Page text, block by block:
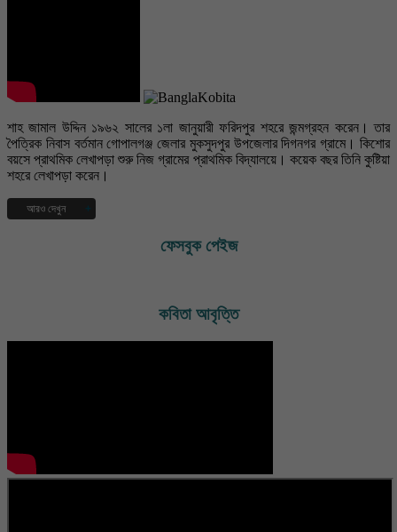
শাহ জামাল উদ্দিন ১৯৬২ সালের ১লা জানুয়ারী ফরিদপুর শহরে জন্মগ্রহন করেন। তার
পৈত্রিক নিবাস বর্তমান গোপালগঞ্জ জেলার মুকসুদপুর উপজেলার দিগনগর গ্রামে। কিশোর
বয়সে প্রাথমিক লেখাপড়া শুরু নিজ গ্রামের প্রাথমিক বিদ্যালয়ে। কয়েক বছর তিনি কুষ্টিয়া
শহরে লেখাপড়া করেন।
আরও দেখুন
১৯৭৭ সালে দিগনগর বহুমুখী উচ্চ বিদ্যালয় হতে এস.এস.সি এবং ১৯৭৯ সালে সরকারি
রাজেন্দ্র কলেজ বিজ্ঞান বিভাগ হতে এইচএসসি পাশ করেন। ১৯৮৪ সালে ফরিদপুর
পর দুরারোগ্য ক্যান্সার ব্যাধিতে ( হজকিং লিম্ফোমা) আক্রান্ত হলে চিকিৎসারত অবস্থায়
চাকুরী ছেড়ে দেন। বর্তমানে আল্লাহর অপার মহিমায় সুস্থ হয়ে ব্যবসার সাথে জড়িত
ফেসবুক পেইজ
কবিতা আবৃত্তি